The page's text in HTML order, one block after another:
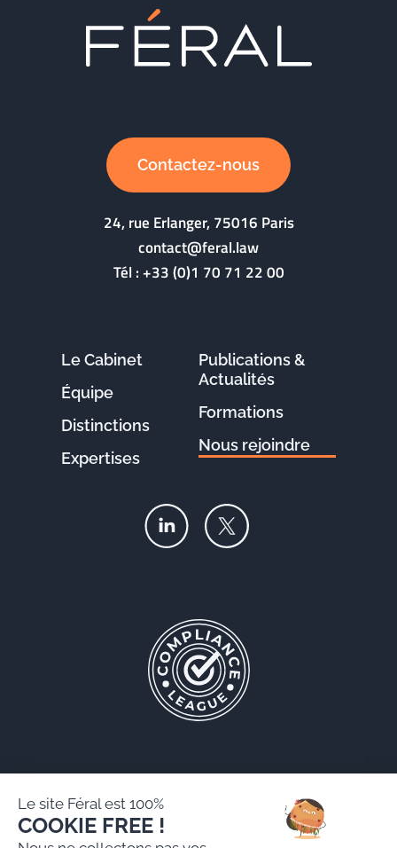
Contactez-nous
24, rue Erlanger, 75016 Paris
contact@feral.law
Tél :+33 (0)1 70 71 22 00
Le Cabinet
Équipe
Distinctions
Expertises
Publications &
Actualités
Formations
Nous rejoindre
Le site Féral est 100%
COOKIE FREE !